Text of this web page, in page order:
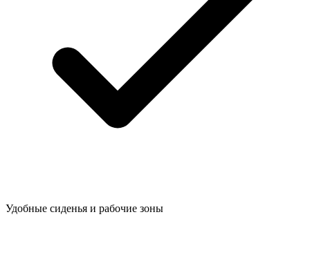
Удобные сиденья и рабочие зоны